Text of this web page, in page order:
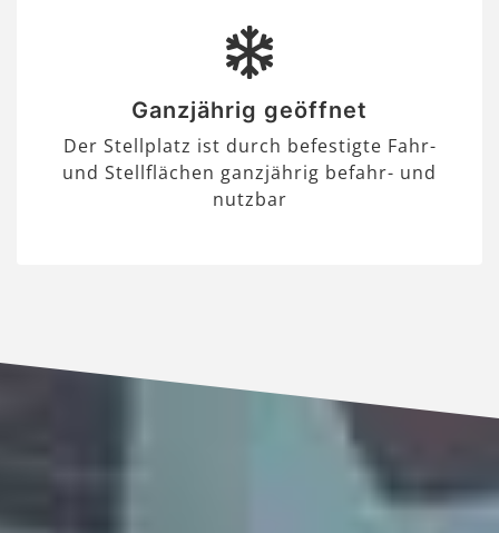
Ganzjährig geöffnet
Der Stellplatz ist durch befestigte Fahr-
und Stellflächen ganzjährig befahr- und
nutzbar